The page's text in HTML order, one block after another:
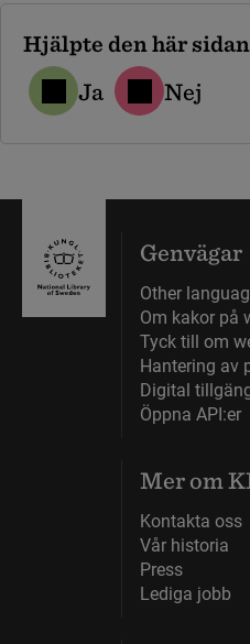
Hjälpte den här
Ja Nej
Genvägar
Other
Om kakor på
Tyck till om
Hantering av
Digital
Öppna API:er
Mer om
Kontakta oss
Vår historia
Press
Lediga jobb